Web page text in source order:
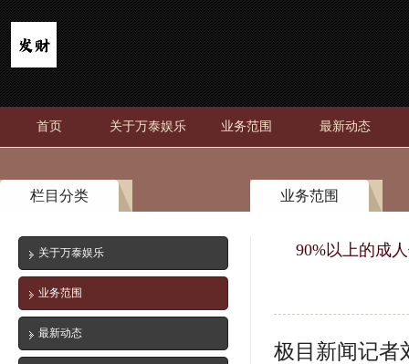
首页 关于万泰娱乐 业务范围 最新动态
栏目分类
关于万泰娱乐
业务范围
最新动态
业务范围
90%以上的成
极目新闻记者